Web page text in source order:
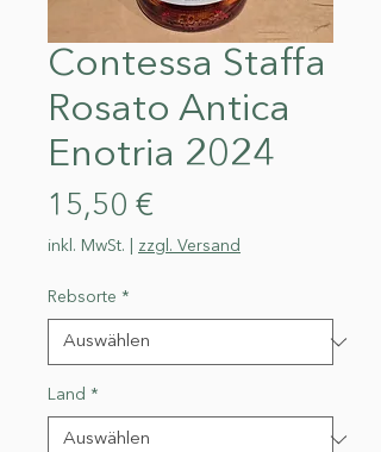
Contessa Staffa
Rosato Antica
Enotria 2024
15,50 €
inkl. MwSt. zzgl. Versand
Rebsorte *
Land *